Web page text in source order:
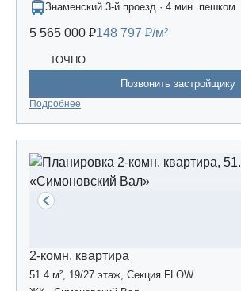
Знаменский 3-й проезд · 4 мин. пешком
5 565 000 ₽148 797 ₽/м²
ТОЧНО
Позвонить застройщику
Подробнее
2-комн. квартира
51.4 м², 19/27 этаж, Секция FLOW